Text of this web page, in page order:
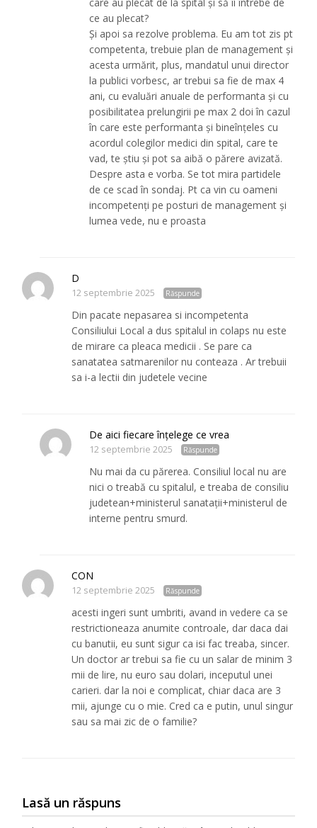
care au plecat de la spital și să îi întrebe de
ce au plecat?
Și apoi sa rezolve problema. Eu am tot zis pt
competenta, trebuie plan de management și
acesta urmărit, plus, mandatul unui director
la publici vorbesc, ar trebui sa fie de max 4
ani, cu evaluări anuale de performanta și cu
posibilitatea prelungirii pe max 2 doi în cazul
în care este performanta și bineînțeles cu
acordul colegilor medici din spital, care te
vad, te știu și pot sa aibă o părere avizată.
Despre asta e vorba. Se tot mira partidele
de ce scad în sondaj. Pt ca vin cu oameni
incompetenți pe posturi de management și
lumea vede, nu e proasta
D
12 septembrie 2025 Răspunde
Din pacate nepasarea si incompetenta
Consiliului Local a dus spitalul in colaps nu este
de mirare ca pleaca medicii . Se pare ca
sanatatea satmarenilor nu conteaza . Ar trebuii
sa i-a lectii din judetele vecine
De aici fiecare înțelege ce vrea
12 septembrie 2025 Răspunde
Nu mai da cu părerea. Consiliul local nu are
nici o treabă cu spitalul, e treaba de consiliu
judetean+ministerul sanatații+ministerul de
interne pentru smurd.
CON
12 septembrie 2025 Răspunde
acesti ingeri sunt umbriti, avand in vedere ca se
restrictioneaza anumite controale, dar daca dai
cu banutii, eu sunt sigur ca isi fac treaba, sincer.
Un doctor ar trebui sa fie cu un salar de minim 3
mii de lire, nu euro sau dolari, inceputul unei
carieri. dar la noi e complicat, chiar daca are 3
mii, ajunge cu o mie. Cred ca e putin, unul singur
sau sa mai zic de o familie?
Lasă un răspuns